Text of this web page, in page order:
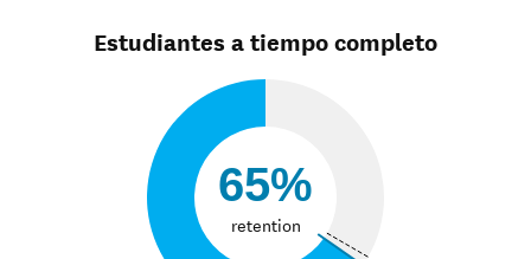
Estudiantes a tiempo completo
65%
retention